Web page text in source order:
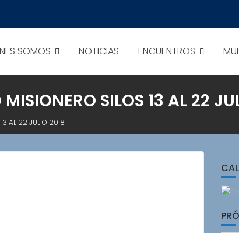
SOMOS NOTICIAS ENCUENTROS
SILOS 13 AL 22
AL 22 JULIO 2018